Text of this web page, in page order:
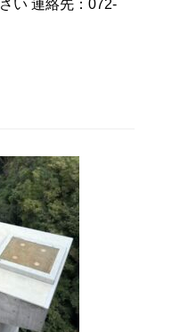
い 連絡先：072-